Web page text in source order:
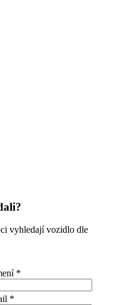
vyhledají vozidlo dle
*
*